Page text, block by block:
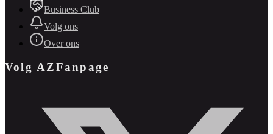
Business Club
Volg ons
Over ons
Volg AZFanpage